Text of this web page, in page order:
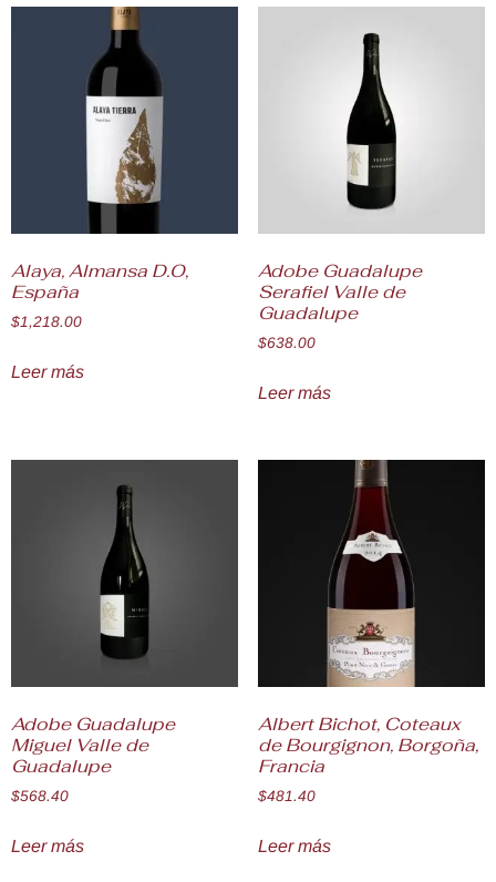
Alaya, Almansa D.O,
España
$1,218.00
Leer más
Adobe Guadalupe
Serafiel Valle de
Guadalupe
$638.00
Leer más
Adobe Guadalupe
Miguel Valle de
Guadalupe
$568.40
Leer más
Albert Bichot, Coteaux
de Bourgignon, Borgoña,
Francia
$481.40
Leer más